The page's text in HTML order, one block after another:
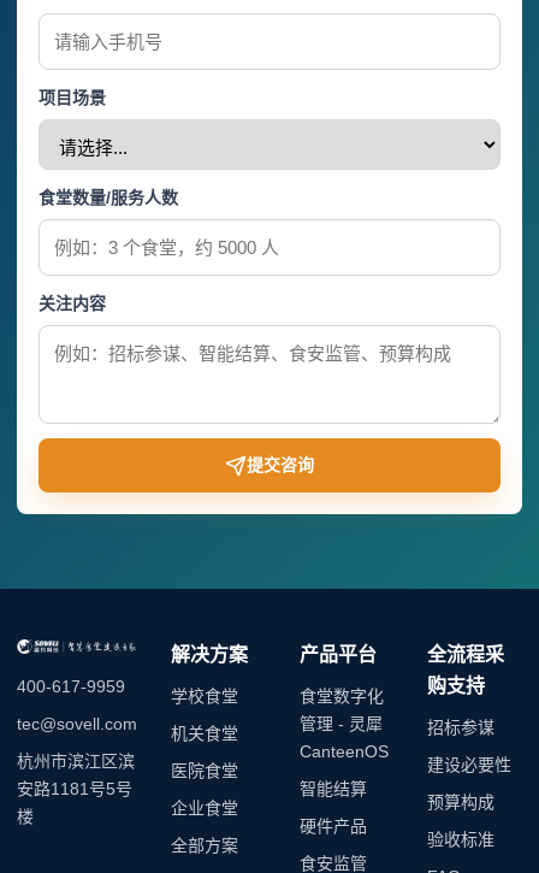
项目场景
食堂数量/服务人数
关注内容
提交咨询
400-617-9959
tec@sovell.com
杭州市滨江区滨
安路1181号5号
楼
解决方案
学校食堂
机关食堂
医院食堂
企业食堂
全部方案
产品平台
食堂数字化
管理 - 灵犀
CanteenOS
智能结算
硬件产品
食安监管
全流程采
购支持
招标参谋
建设必要性
预算构成
验收标准